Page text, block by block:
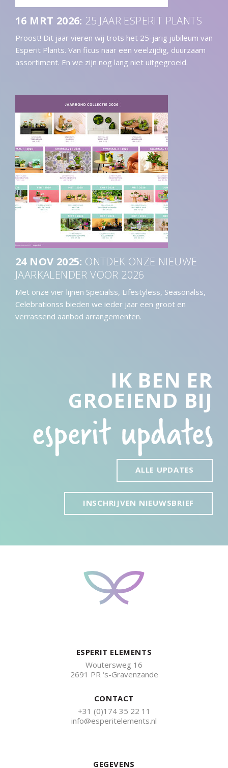
16 MRT 2026: 25 JAAR ESPERIT PLANTS
Proost! Dit jaar vieren wij trots het 25-jarig jubileum van
Esperit Plants. Van ficus naar een veelzijdig, duurzaam
assortiment. En we zijn nog lang niet uitgegroeid.
24 NOV 2025: ONTDEK ONZE NIEUWE
JAARKALENDER VOOR 2026
Met onze vier lijnen Specialss, Lifestyless, Seasonalss,
Celebrationss bieden we ieder jaar een groot en
verrassend aanbod arrangementen.
IK BEN ER
GROEIEND BIJ
ALLE UPDATES
INSCHRIJVEN NIEUWSBRIEF
ESPERIT ELEMENTS
Woutersweg 16
2691 PR ‘s-Gravenzande
CONTACT
+31 (0)174 35 22 11
info@esperitelements.nl
GEGEVENS